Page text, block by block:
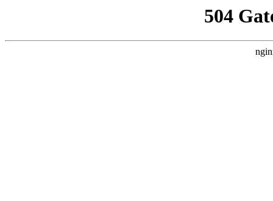
504